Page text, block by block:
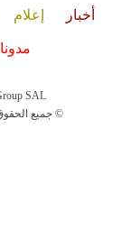
أخبار إعلام
SAL
جميع الحقوق محفوظة لمجموعة العرب اليوم الاعلامية 2025 ©